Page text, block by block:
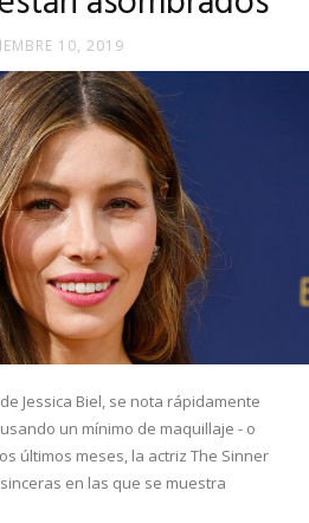
10, 2019
Jessica Biel, se nota rápidamente
un mínimo de maquillaje - o
últimos meses, la actriz The Sinner
en las que se muestra